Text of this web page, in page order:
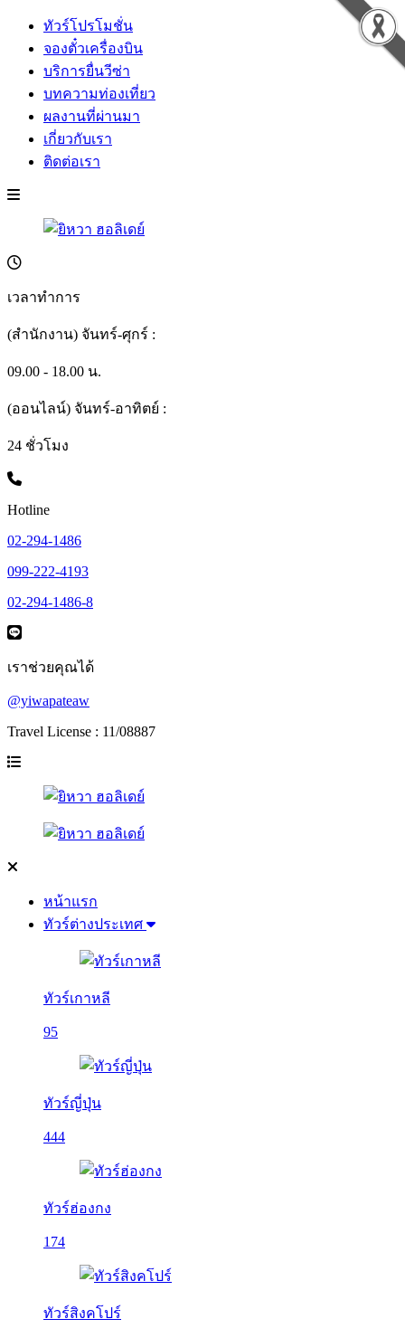
ทัวร์โปรโมชั่น
จองตั๋วเครื่องบิน
บริการยื่นวีซ่า
บทความท่องเที่ยว
ผลงานที่ผ่านมา
เกี่ยวกับเรา
ติดต่อเรา
เวลาทำการ
(สำนักงาน) จันทร์-ศุกร์ :
09.00 - 18.00 น.
(ออนไลน์) จันทร์-อาทิตย์ :
24 ชั่วโมง
Hotline
02-294-1486
099-222-4193
02-294-1486-8
เราช่วยคุณได้
@yiwapateaw
Travel License : 11/08887
หน้าแรก
ทัวร์ต่างประเทศ
ทัวร์เกาหลี
95
ทัวร์ญี่ปุ่น
444
ทัวร์ฮ่องกง
174
ทัวร์สิงคโปร์